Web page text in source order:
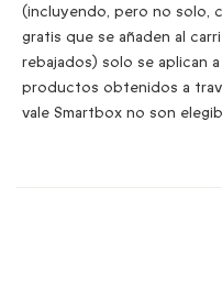
(incluyendo, pero no solo,
gratis que se añaden al
rebajados) solo se aplican
productos obtenidos a
vale Smartbox no son